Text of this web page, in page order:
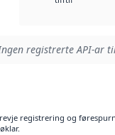
registrerte API-ar
registrering og